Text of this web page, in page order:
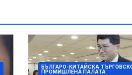
БЪЛГАРО-КИТАЙСКА
ПРОМИШЛЕНА ПАЛАТА